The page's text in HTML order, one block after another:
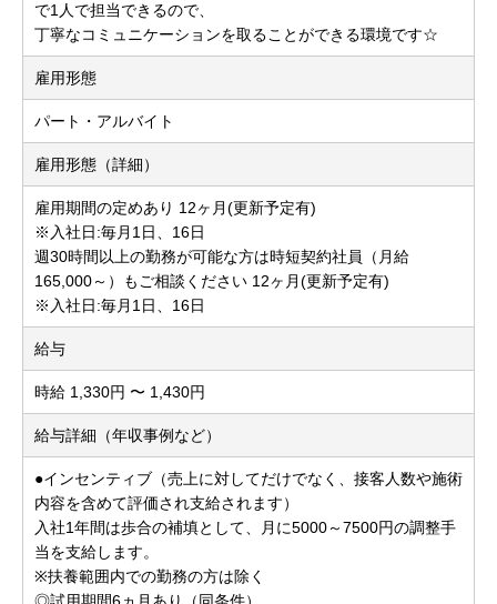
で1人で担当できるので、
丁寧なコミュニケーションを取ることができる環境です☆
雇用形態
パート・アルバイト
雇用形態（詳細）
雇用期間の定めあり 12ヶ月(更新予定有)
※入社日:毎月1日、16日
週30時間以上の勤務が可能な方は時短契約社員（月給
165,000～）もご相談ください 12ヶ月(更新予定有)
※入社日:毎月1日、16日
給与
時給 1,330円 〜 1,430円
給与詳細（年収事例など）
●インセンティブ（売上に対してだけでなく、接客人数や施術
内容を含めて評価され支給されます）
入社1年間は歩合の補填として、月に5000～7500円の調整手
当を支給します。
※扶養範囲内での勤務の方は除く